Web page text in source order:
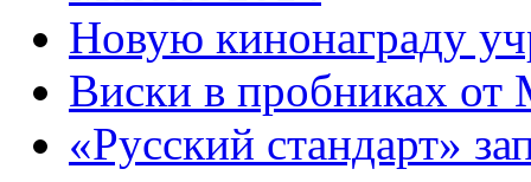
Новую кинонаграду
Виски в пробниках от
«Русский стандарт»